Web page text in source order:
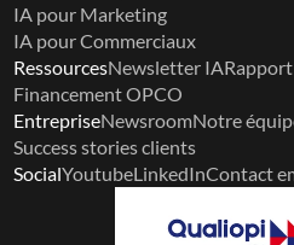
IA pour Marketing
IA pour Commerciaux
RessourcesNewsletter IA
Financement OPCO
EntrepriseNewsroomNotre
Success stories clients
SocialYoutubeLinkedInContact